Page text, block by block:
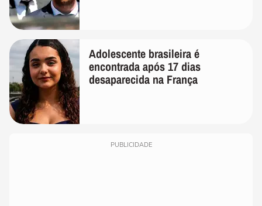
Adolescente brasileira é
encontrada após 17 dias
desaparecida na França
PUBLICIDADE